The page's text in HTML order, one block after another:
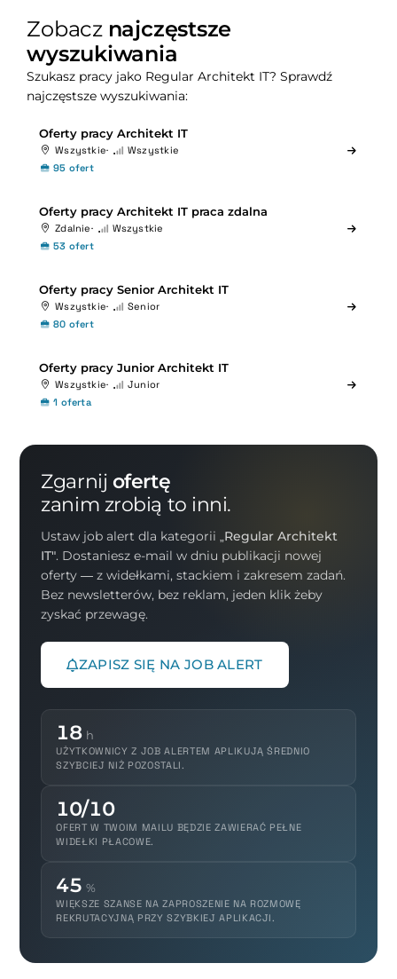
Zobacz najczęstsze
wyszukiwania
Szukasz pracy jako Regular Architekt IT? Sprawdź
najczęstsze wyszukiwania:
Oferty pracy Architekt IT
Wszystkie
Wszystkie
95 ofert
Oferty pracy Architekt IT praca zdalna
Zdalnie
Wszystkie
53 ofert
Oferty pracy Senior Architekt IT
Wszystkie
Senior
80 ofert
Oferty pracy Junior Architekt IT
Wszystkie
Junior
1 oferta
Zgarnij ofertę
zanim zrobią to inni.
Ustaw job alert dla kategorii„Regular Architekt
IT". Dostaniesz e-mail w dniu publikacji nowej
oferty — z widełkami, stackiem i zakresem zadań.
Bez newsletterów, bez reklam, jeden klik żeby
zyskać przewagę.
ZAPISZ SIĘ NA JOB ALERT
18 h
UŻYTKOWNICY Z JOB ALERTEM APLIKUJĄ ŚREDNIO
SZYBCIEJ NIŻ POZOSTALI.
10/10
OFERT W TWOIM MAILU BĘDZIE ZAWIERAĆ PEŁNE
WIDEŁKI PŁACOWE.
45 %
WIĘKSZE SZANSE NA ZAPROSZENIE NA ROZMOWĘ
REKRUTACYJNĄ PRZY SZYBKIEJ APLIKACJI.